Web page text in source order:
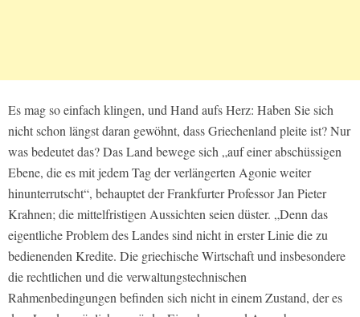
Es mag so einfach klingen, und Hand aufs Herz: Haben Sie sich
nicht schon längst daran gewöhnt, dass Griechenland pleite ist? Nur
was bedeutet das? Das Land bewege sich „auf einer abschüssigen
Ebene, die es mit jedem Tag der verlängerten Agonie weiter
hinunterrutscht“, behauptet der Frankfurter Professor Jan Pieter
Krahnen; die mittelfristigen Aussichten seien düster. „Denn das
eigentliche Problem des Landes sind nicht in erster Linie die zu
bedienenden Kredite. Die griechische Wirtschaft und insbesondere
die rechtlichen und die verwaltungstechnischen
Rahmenbedingungen befinden sich nicht in einem Zustand, der es